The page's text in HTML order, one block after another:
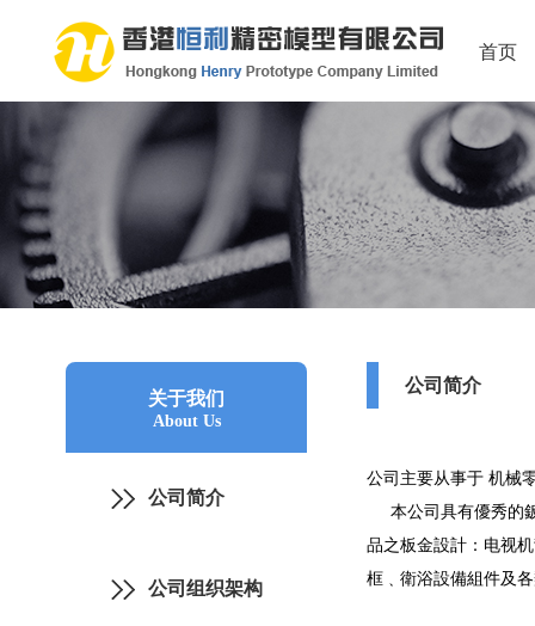
首页
关于我们
About Us
公司简介
公司组织架构
公司简介
公司主要从事于 机械
本公司具有優秀的鈑
品之板金設計：电视
框﹑衛浴設備組件及